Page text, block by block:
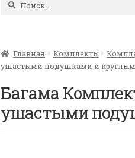
Главная Комплекты
ушастыми подушками и
Багама
ушастыми